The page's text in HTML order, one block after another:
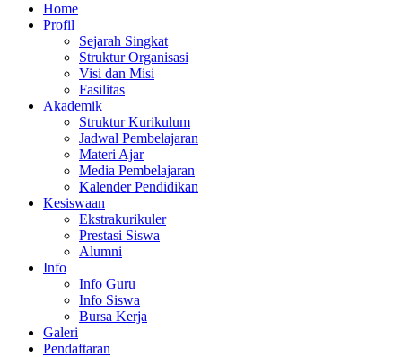
Home
Profil
Sejarah Singkat
Struktur Organisasi
Visi dan Misi
Fasilitas
Akademik
Struktur Kurikulum
Jadwal Pembelajaran
Materi Ajar
Media Pembelajaran
Kalender Pendidikan
Kesiswaan
Ekstrakurikuler
Prestasi Siswa
Alumni
Info
Info Guru
Info Siswa
Bursa Kerja
Galeri
Pendaftaran